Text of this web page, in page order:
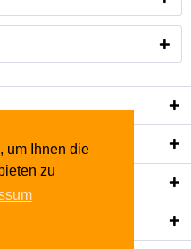
um Ihnen die
zu